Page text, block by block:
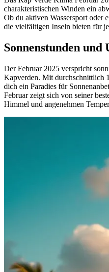
charakteristischen Winden ein
Ob du aktiven Wassersport oder
die vielfältigen Inseln bieten für
Sonnenstunden
Der Februar 2025 verspricht
Kapverden. Mit durchschnittlich
dich ein Paradies für
Februar zeigt sich von seiner
Himmel und angenehmen